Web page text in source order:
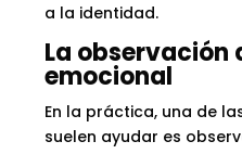
a la identidad.
La
emocional
En la práctica, una de
suelen ayudar es